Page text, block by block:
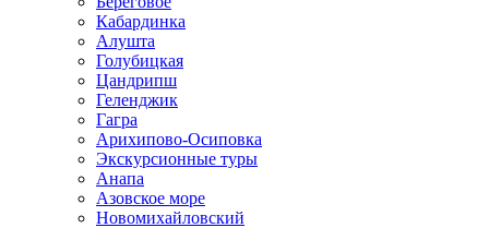
Кабардинка
Алушта
Голубицкая
Цандрипш
Геленджик
Гагра
Арихипово-Осиповка
Экскурсионные туры
Анапа
Азовское море
Новомихайловский